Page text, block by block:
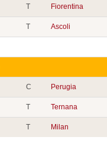
T Fiorentina
T Ascoli
C Perugia
T Ternana
T Milan